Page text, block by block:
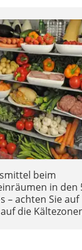
beim
in den
– achten Sie auf
die